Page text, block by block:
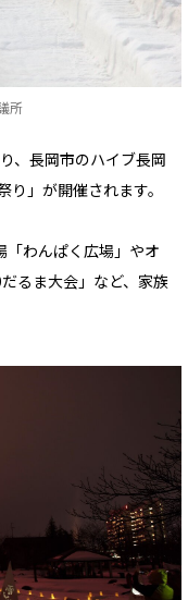
所
、長岡市のハイブ長岡
」が開催されます。
「わんぱく広場」やオ
るま大会」など、家族